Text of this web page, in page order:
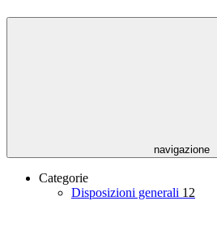
navigazione
Categorie
Disposizioni generali 12